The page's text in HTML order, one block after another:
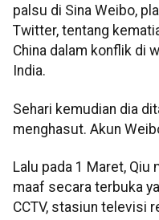
palsu di Sina Weibo,
Twitter, tentang
China dalam konflik di
India.
Sehari kemudian dia
menghasut. Akun
Lalu pada 1 Maret, Qiu
maaf secara terbuka
CCTV, stasiun televisi